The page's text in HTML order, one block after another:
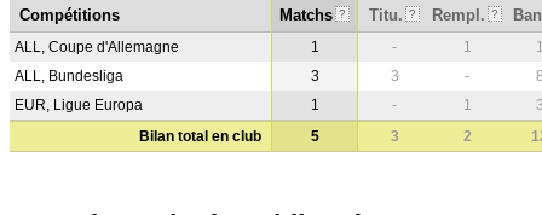
Compétitions Matchs ? Titu. ? Rempl. ?
ALL, Coupe d'Allemagne 1 - 1
ALL, Bundesliga
3 3 -
EUR, Ligue Europa
1 - 1
Bilan total en club
5 3 2